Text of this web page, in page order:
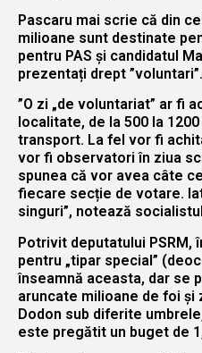
Pascaru mai scrie că din
milioane sunt destinate
pentru PAS și candidatul
prezentați drept ”voluntari”.
”O zi „de voluntariat” ar fi
localitate, de la 500 la
transport. La fel vor fi
vor fi observatori în ziua
spunea că vor avea câte
fiecare secție de votare.
singuri”, notează
Potrivit deputatului PSRM,
pentru „tipar special”
înseamnă aceasta, dar se
aruncate milioane de foi și
Dodon sub diferite
este pregătit un buget de